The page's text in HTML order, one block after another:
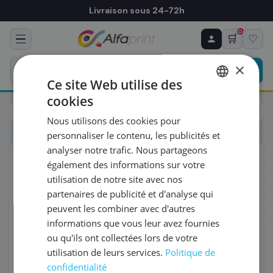
Livraison sous 24-72h
🛒
0
♡
Toutes les imprimantes
(40N9470)
Éco-certifié
♻ COMMANDE RÉCURRENTE
Prévoyez & économisez
Programmez votre prochain achat — notre équipe
vous prépare un devis personnalisé
RÉFÉRENCE DU PRODUIT
FRÉQUENCE
QUANTITÉ PAR LIVRAISON
DATE DE PREMIÈRE LIVRAISON SOUHAITÉE
×
Ce site Web utilise des
cookies
Nous utilisons des cookies pour
personnaliser le contenu, les publicités et
analyser notre trafic. Nous partageons
également des informations sur votre
utilisation de notre site avec nos
partenaires de publicité et d'analyse qui
peuvent les combiner avec d'autres
informations que vous leur avez fournies
ou qu'ils ont collectées lors de votre
utilisation de leurs services. Politique de
confidentialité